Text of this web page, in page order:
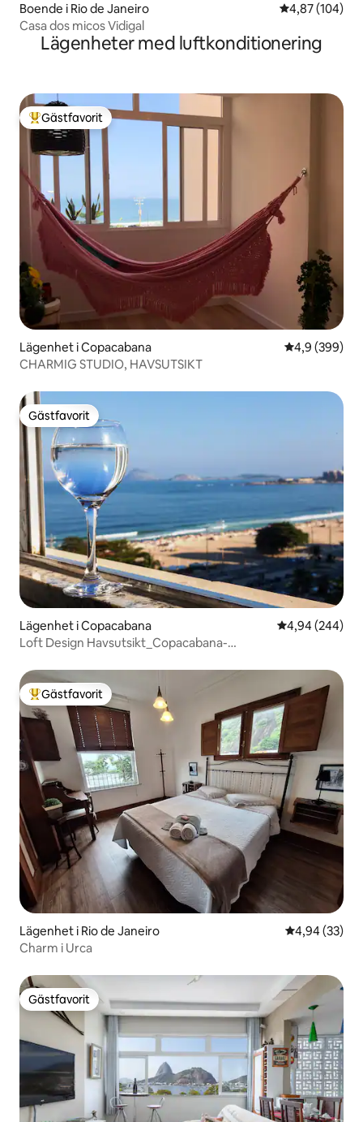
Boende i Rio de Janeiro 4,87 av 5 i
4,87 (104)
Casa dos micos Vidigal
Lägenheter med luftkonditionering
Populär gästfavorit
Gästfavorit
Lägenhet i Copacabana 4,9 av 5 i
4,9 (399)
CHARMIG STUDIO, HAVSUTSIKT
Gästfavorit
Gästfavorit
Lägenhet i Copacabana 4,94 av 5 i
4,94 (244)
Loft Design Havsutsikt_Copacabana-
Populär gästfavorit
Gästfavorit
Lägenhet i Rio de Janeiro 4,94 av 5 i
4,94 (33)
Charm i Urca
Gästfavorit
Gästfavorit